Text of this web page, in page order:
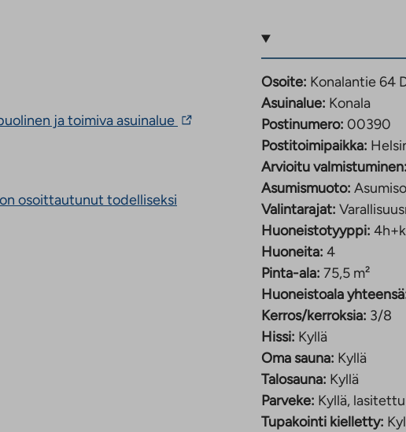
ja toimiva asuinalue Linkki
ulkopuoliseen
osoittautunut todelliseksi
Osoite: Konalantie 64
Asuinalue: Konala
Postinumero: 00390
Postitoimipaikka:
Arvioitu valmistuminen:
Asumismuoto:
Valintarajat:
Huoneistotyyppi:
Huoneita: 4
Pinta-ala: 75,5 m²
Huoneistoala
Kerros/kerroksia: 3/8
Hissi: Kyllä
Oma sauna: Kyllä
Talosauna: Kyllä
Parveke: Kyllä, lasitettu
Tupakointi kielletty: